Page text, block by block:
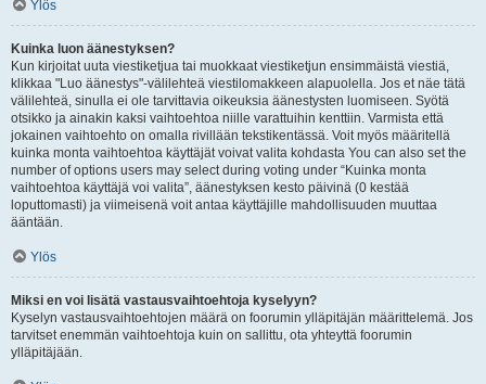
Ylös
Kuinka luon äänestyksen?
Kun kirjoitat uuta viestiketjua tai muokkaat viestiketjun ensimmäistä viestiä,
klikkaa "Luo äänestys"-välilehteä viestilomakkeen alapuolella. Jos et näe tätä
välilehteä, sinulla ei ole tarvittavia oikeuksia äänestysten luomiseen. Syötä
otsikko ja ainakin kaksi vaihtoehtoa niille varattuihin kenttiin. Varmista että
jokainen vaihtoehto on omalla rivillään tekstikentässä. Voit myös määritellä
kuinka monta vaihtoehtoa käyttäjät voivat valita kohdasta You can also set the
number of options users may select during voting under “Kuinka monta
vaihtoehtoa käyttäjä voi valita”, äänestyksen kesto päivinä (0 kestää
loputtomasti) ja viimeisenä voit antaa käyttäjille mahdollisuuden muuttaa
ääntään.
Ylös
Miksi en voi lisätä vastausvaihtoehtoja kyselyyn?
Kyselyn vastausvaihtoehtojen määrä on foorumin ylläpitäjän määrittelemä. Jos
tarvitset enemmän vaihtoehtoja kuin on sallittu, ota yhteyttä foorumin
ylläpitäjään.